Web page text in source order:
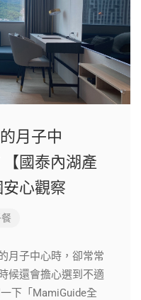
月子中
國泰內湖產
心觀察
月子中心時，卻常常
候還會擔心選到不適
下「MamiGuide全